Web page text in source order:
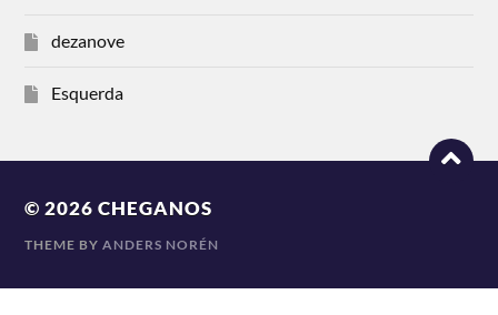
dezanove
Esquerda
© 2026CHEGANOS
THEME BYANDERS NORÉN